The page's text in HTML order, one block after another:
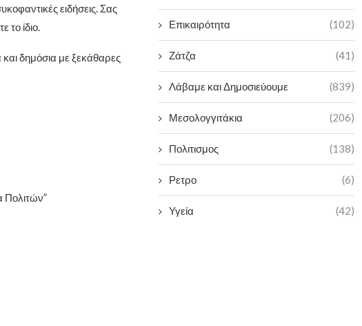
ειδήσεις. Σας
το ίδιο.
δημόσια με ξεκάθαρες
Πολιτών”
Επικαιρότητα (102)
Ζάτζα (41)
Λάβαμε και Δημοσιεύουμε (839)
Μεσολογγιτάκια (206)
Πολιτισμος (138)
Ρετρο (6)
Υγεία (42)